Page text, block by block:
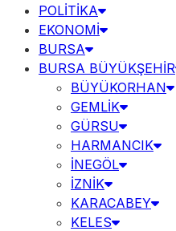
POLİTİKA
EKONOMİ
BURSA
BURSA BÜYÜKŞEHİR
BÜYÜKORHAN
GEMLİK
GÜRSU
HARMANCIK
İNEGÖL
İZNİK
KARACABEY
KELES